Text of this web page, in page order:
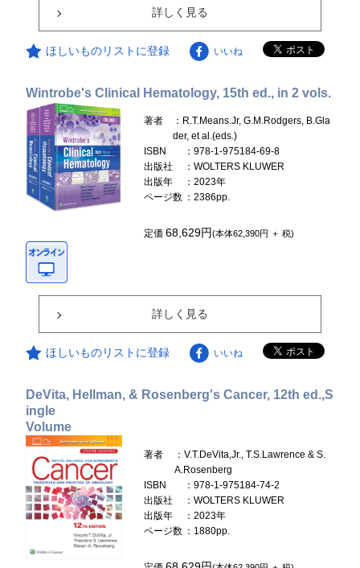
詳しく見る
ほしいものリストに登録 いいね
Wintrobe's Clinical Hematology, 15th ed., in 2 vols.
著者
：R.T.Means.Jr, G.M.Rodgers, B.Gla
der, et al.(eds.)
ISBN
：978-1-975184-69-8
出版社
：WOLTERS KLUWER
出版年
：2023年
ページ数 ：2386pp.
定価68,629円(本体62,390円 ＋ 税)
詳しく見る
ほしいものリストに登録 いいね
DeVita, Hellman, & Rosenberg's Cancer, 12th ed.,S
ingle
Volume
著者
：V.T.DeVita,Jr., T.S.Lawrence & S.
A.Rosenberg
ISBN
：978-1-975184-74-2
出版社
：WOLTERS KLUWER
出版年
：2023年
ページ数 ：1880pp.